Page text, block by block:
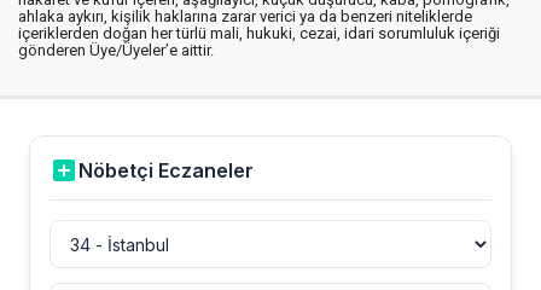
ahlaka aykırı, kişilik haklarına zarar verici ya da benzeri niteliklerde
içeriklerden doğan her türlü mali, hukuki, cezai, idari sorumluluk içeriği
gönderen Üye/Üyeler’e aittir.